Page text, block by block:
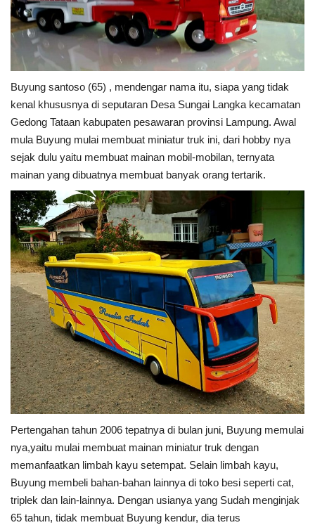
Buyung santoso (65) , mendengar nama itu, siapa yang tidak
kenal khususnya di seputaran Desa Sungai Langka kecamatan
Gedong Tataan kabupaten pesawaran provinsi Lampung. Awal
mula Buyung mulai membuat miniatur truk ini, dari hobby nya
sejak dulu yaitu membuat mainan mobil-mobilan, ternyata
mainan yang dibuatnya membuat banyak orang tertarik.
Pertengahan tahun 2006 tepatnya di bulan juni, Buyung memulai
nya,yaitu mulai membuat mainan miniatur truk dengan
memanfaatkan limbah kayu setempat. Selain limbah kayu,
Buyung membeli bahan-bahan lainnya di toko besi seperti cat,
triplek dan lain-lainnya. Dengan usianya yang Sudah menginjak
65 tahun, tidak membuat Buyung kendur, dia terus